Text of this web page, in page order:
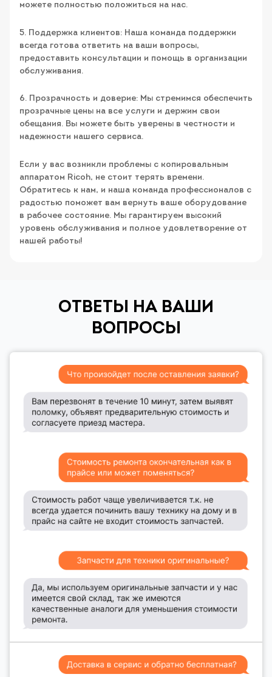
можете полностью положиться на нас.
5. Поддержка клиентов: Наша команда поддержки
всегда готова ответить на ваши вопросы,
предоставить консультации и помощь в организации
обслуживания.
6. Прозрачность и доверие: Мы стремимся обеспечить
прозрачные цены на все услуги и держим свои
обещания. Вы можете быть уверены в честности и
надежности нашего сервиса.
Если у вас возникли проблемы с копировальным
аппаратом Ricoh, не стоит терять времени.
Обратитесь к нам, и наша команда профессионалов с
радостью поможет вам вернуть ваше оборудование
в рабочее состояние. Мы гарантируем высокий
уровень обслуживания и полное удовлетворение от
нашей работы!
ОТВЕТЫ НА ВАШИ
ВОПРОСЫ